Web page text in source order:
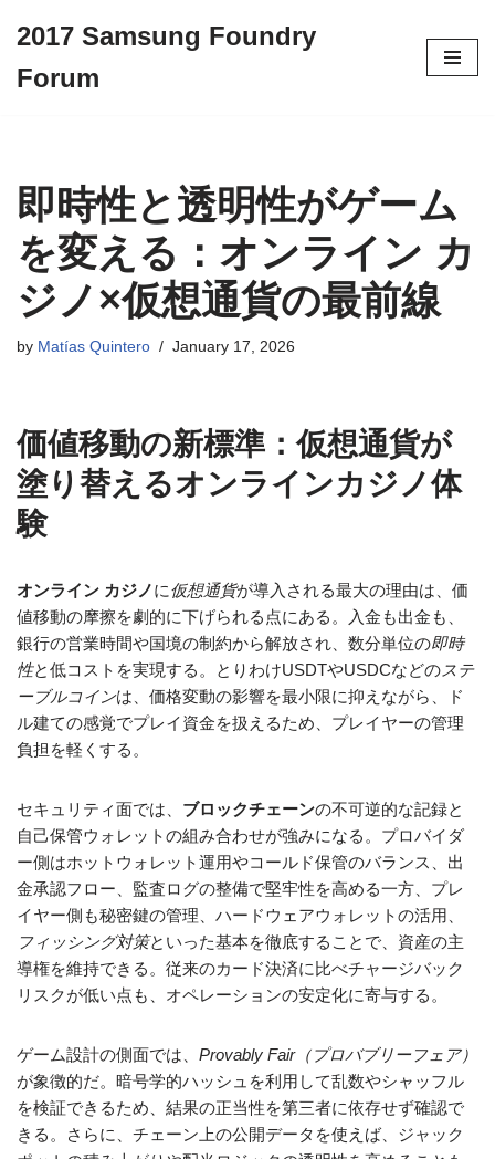
to
2017 Samsung Foundry
Forum
即時性と透明性がゲーム
を変える：オンライン カ
ジノ×仮想通貨の最前線
by Matías Quintero January 17, 2026
価値移動の新標準：仮想通貨が
塗り替えるオンラインカジノ体
験
オンライン カジノに仮想通貨が導入される最大の理由は、価
値移動の摩擦を劇的に下げられる点にある。入金も出金も、
銀行の営業時間や国境の制約から解放され、数分単位の即時
性と低コストを実現する。とりわけUSDTやUSDCなどのステ
ーブルコインは、価格変動の影響を最小限に抑えながら、ド
ル建ての感覚でプレイ資金を扱えるため、プレイヤーの管理
負担を軽くする。
セキュリティ面では、 ブロックチェーンの不可逆的な記録と
自己保管ウォレットの組み合わせが強みになる。プロバイダ
ー側はホットウォレット運用やコールド保管のバランス、出
金承認フロー、監査ログの整備で堅牢性を高める一方、プレ
イヤー側も秘密鍵の管理、ハードウェアウォレットの活用、
フィッシング対策といった基本を徹底することで、資産の主
導権を維持できる。従来のカード決済に比べチャージバック
リスクが低い点も、オペレーションの安定化に寄与する。
ゲーム設計の側面では、 Provably Fair（プロバブリーフェア）
が象徴的だ。暗号学的ハッシュを利用して乱数やシャッフル
を検証できるため、結果の正当性を第三者に依存せず確認で
きる。さらに、チェーン上の公開データを使えば、ジャック